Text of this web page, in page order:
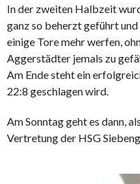
In der zweiten Halbzeit
ganz so beherzt geführt
einige Tore mehr werfen,
Aggerstädter jemals zu
Am Ende steht ein
22:8 geschlagen wird.
Am Sonntag geht es dann,
Vertretung der HSG